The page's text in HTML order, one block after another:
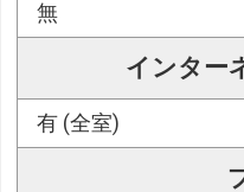
無
インター
有 (全室)